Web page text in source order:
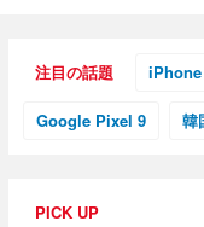
注目の話題
Google Pixel 9 韓
PICK UP